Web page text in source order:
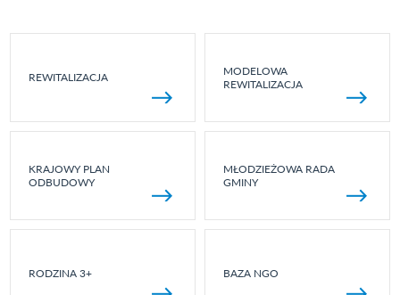
REWITALIZACJA
MODELOWA
REWITALIZACJA
KRAJOWY PLAN
ODBUDOWY
MŁODZIEŻOWA RADA
GMINY
RODZINA 3+ BAZA NGO